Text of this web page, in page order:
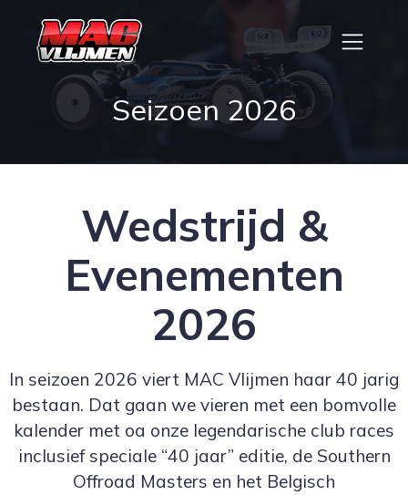
Seizoen 2026
Wedstrijd &
Evenementen
2026
In seizoen 2026 viert MAC Vlijmen haar 40 jarig
bestaan. Dat gaan we vieren met een bomvolle
kalender met oa onze legendarische club races
inclusief speciale “40 jaar” editie, de Southern
Offroad Masters en het Belgisch